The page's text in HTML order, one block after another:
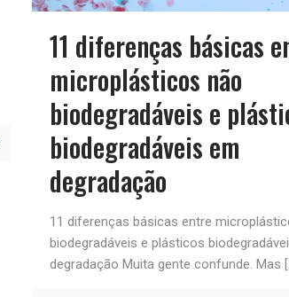
11 diferenças básicas
microplásticos não
biodegradáveis e
biodegradáveis em
degradação
11 diferenças básicas entre
biodegradáveis e plásticos
degradação Muita gente confunde. Mas